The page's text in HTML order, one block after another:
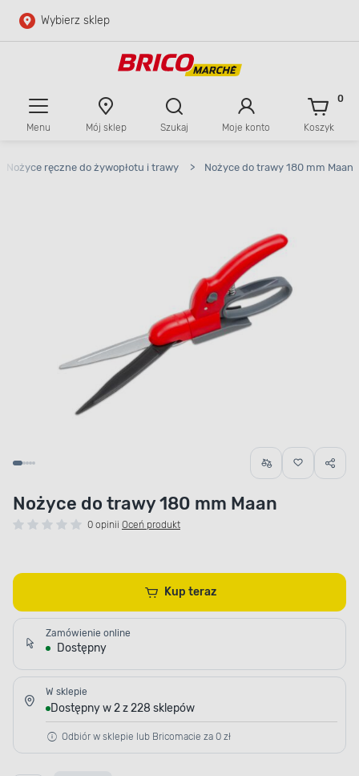
Przejdź do głównej zawartości
Wybierz sklep
Menu Mój sklep Szukaj Moje konto Koszyk
0
Nożyce ręczne do żywopłotu i trawy > Nożyce do trawy 180 mm Maan
Nożyce do trawy 180 mm Maan
0 opinii Oceń produkt
Kup teraz
Zamówienie online
Dostępny
W sklepie
Dostępny w 2 z 228 sklepów
Odbiór w sklepie lub Bricomacie za 0 zł